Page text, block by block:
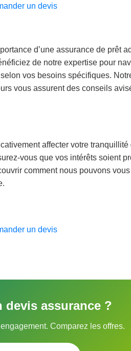
un devis
d’une assurance de prêt
de notre expertise pour
vos besoins spécifiques.
vous assurent des conseils
affecter votre tranquillité
vous que vos intérêts soient
comment nous pouvons
un devis
devis assurance ?
Comparez les offres.